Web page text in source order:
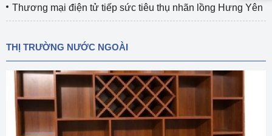
Thương mại điện tử tiếp sức tiêu thụ nhãn lồng Hưng Yên
THỊ TRƯỜNG NƯỚC NGOÀI